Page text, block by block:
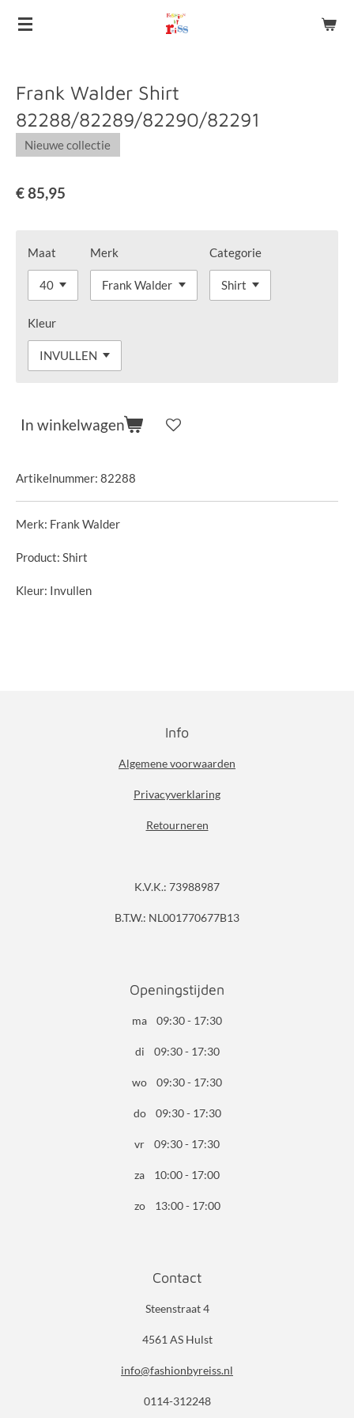
Ga
hoofdinhoud
Frank Walder Shirt
82288/82289/82290/82291
Nieuwe collectie
€ 85,95
Maat Merk Categorie
Kleur
In winkelwagen
Artikelnummer: 82288
Merk: Frank Walder
Product: Shirt
Kleur: Invullen
Info
Algemene voorwaarden
Privacyverklaring
Retourneren
K.V.K.: 73988987
B.T.W.: NL001770677B13
Openingstijden
ma 09:30 - 17:30
di 09:30 - 17:30
wo 09:30 - 17:30
do 09:30 - 17:30
vr 09:30 - 17:30
za 10:00 - 17:00
zo 13:00 - 17:00
Contact
Steenstraat 4
4561 AS Hulst
info@fashionbyreiss.nl
0114-312248